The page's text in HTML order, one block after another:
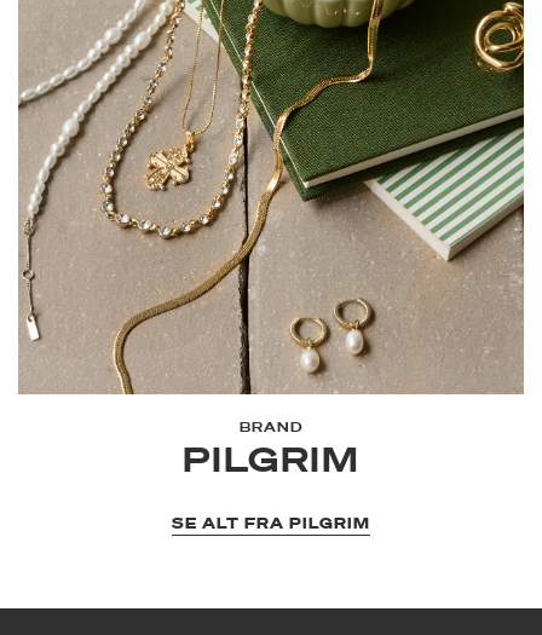
BRAND
PILGRIM
SE ALT FRA PILGRIM